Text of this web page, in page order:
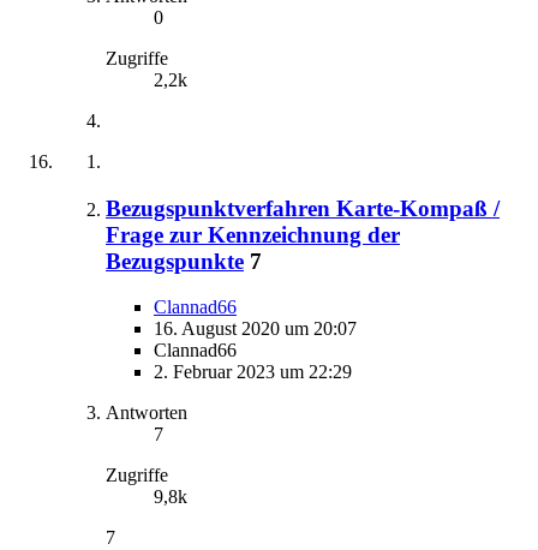
0
Zugriffe
2,2k
Bezugspunktverfahren Karte-Kompaß /
Frage zur Kennzeichnung der
Bezugspunkte 7
Clannad66
16. August 2020 um 20:07
Clannad66
2. Februar 2023 um 22:29
Antworten
7
Zugriffe
9,8k
7